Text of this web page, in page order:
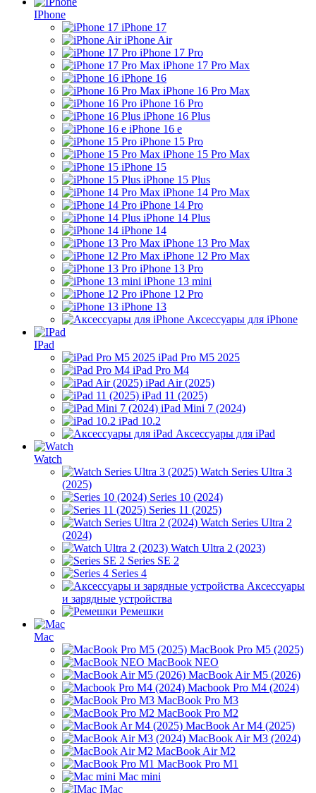
IPhone
iPhone 17
iPhone Air
iPhone 17 Pro
iPhone 17 Pro Max
iPhone 16
iPhone 16 Pro Max
iPhone 16 Pro
iPhone 16 Plus
iPhone 16 e
iPhone 15 Pro
iPhone 15 Pro Max
iPhone 15
iPhone 15 Plus
iPhone 14 Pro Max
iPhone 14 Pro
iPhone 14 Plus
iPhone 14
iPhone 13 Pro Max
iPhone 12 Pro Max
iPhone 13 Pro
iPhone 13 mini
iPhone 12 Pro
iPhone 13
Аксессуары для iPhone
IPad
iPad Pro M5 2025
iPad Pro M4
iPad Air (2025)
iPad 11 (2025)
iPad Mini 7 (2024)
iPad 10.2
Аксессуары для iPad
Watch
Watch Series Ultra 3
(2025)
Series 10 (2024)
Series 11 (2025)
Watch Series Ultra 2
(2024)
Watch Ultra 2 (2023)
Series SE 2
Series 4
Аксессуары
и зарядные устройства
Ремешки
Mac
MacBook Pro M5 (2025)
MacBook NEO
MacBook Air M5 (2026)
Macbook Pro M4 (2024)
MacBook Pro M3
MacBook Pro M2
MacBook Ar M4 (2025)
MacBook Air M3 (2024)
MacBook Air M2
MacBook Pro M1
Mac mini
IMac